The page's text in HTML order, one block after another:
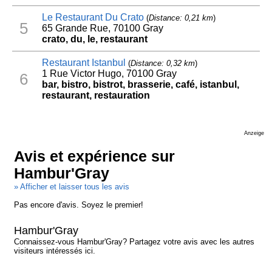
5
Le Restaurant Du Crato(Distance: 0,21 km)
65 Grande Rue, 70100 Gray
crato, du, le, restaurant
6
Restaurant Istanbul (Distance: 0,32 km)
1 Rue Victor Hugo, 70100 Gray
bar, bistro, bistrot, brasserie, café, istanbul,
restaurant, restauration
Anzeige
Avis et expérience sur
Hambur'Gray
» Afficher et laisser tous les avis
Pas encore d'avis. Soyez le premier!
Hambur'Gray
Connaissez-vous Hambur'Gray? Partagez votre avis avec les autres
visiteurs intéressés ici.